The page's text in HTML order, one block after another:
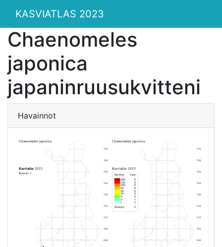
KASVIATLAS 2023
Chaenomeles
japonica
japaninruusukvitteni
Havainnot